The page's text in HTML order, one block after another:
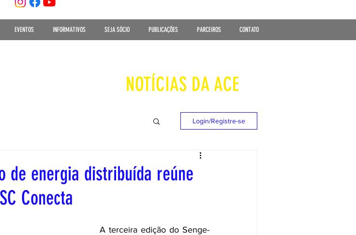
EVENTOS INFORMATIVOS SEJA SÓCIO PUBLICAÇÕES PARCEIROS CONTATO
NOTÍCIAS DA ACE
Login/Registre-se
de energia distribuída reúne
Conecta
A terceira edição do Senge-